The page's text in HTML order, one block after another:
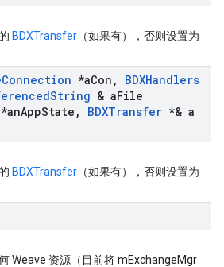
BDXTransfer （如果有），否则设置为
Connection *aCon ,
BDXHandlers
String & aFile
AppState , BDXTransfer *& a
BDXTransfer （如果有），否则设置为
Weave 资源（目前将 mExchangeMgr